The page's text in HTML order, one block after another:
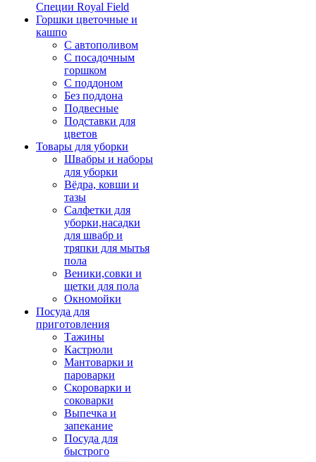
Специи Royal Field
Горшки цветочные и
кашпо
С автополивом
С посадочным
горшком
С поддоном
Без поддона
Подвесные
Подставки для
цветов
Товары для уборки
Швабры и наборы
для уборки
Вёдра, ковши и
тазы
Салфетки для
уборки,насадки
для швабр и
тряпки для мытья
пола
Веники,совки и
щетки для пола
Окномойки
Посуда для
приготовления
Тажины
Кастрюли
Мантоварки и
пароварки
Скороварки и
соковарки
Выпечка и
запекание
Посуда для
быстрого